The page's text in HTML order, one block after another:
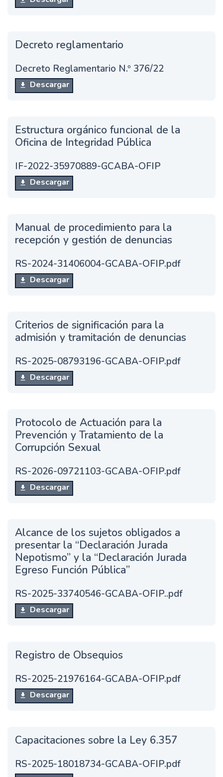
Decreto reglamentario
Decreto Reglamentario N.º 376/22
Descargar
Estructura orgánico funcional de la
Oficina de Integridad Pública
IF-2022-35970889-GCABA-OFIP
Descargar
Manual de procedimiento para la
recepción y gestión de denuncias
RS-2024-31406004-GCABA-OFIP.pdf
Descargar
Criterios de significación para la
admisión y tramitación de denuncias
RS-2025-08793196-GCABA-OFIP.pdf
Descargar
Protocolo de Actuación para la
Prevención y Tratamiento de la
Corrupción Sexual
RS-2026-09721103-GCABA-OFIP.pdf
Descargar
Alcance de los sujetos obligados a
presentar la “Declaración Jurada
Nepotismo” y la “Declaración Jurada
Egreso Función Pública”
RS-2025-33740546-GCABA-OFIP..pdf
Descargar
Registro de Obsequios
RS-2025-21976164-GCABA-OFIP.pdf
Descargar
Capacitaciones sobre la Ley 6.357
RS-2025-18018734-GCABA-OFIP.pdf